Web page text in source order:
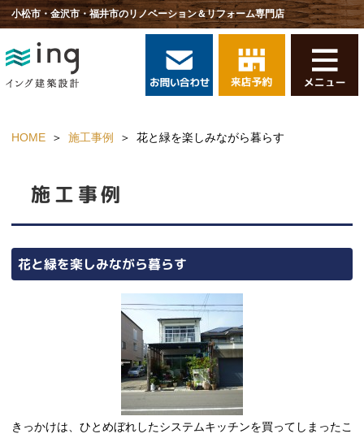
小松市・金沢市・福井市のリノベーション＆リフォーム専門店
HOME 施工事例 花と緑を楽しみながら暮らす
施工事例
花と緑を楽しみながら暮らす
きっかけは、ひとめぼれしたシステムキッチンを買ってしまったこ